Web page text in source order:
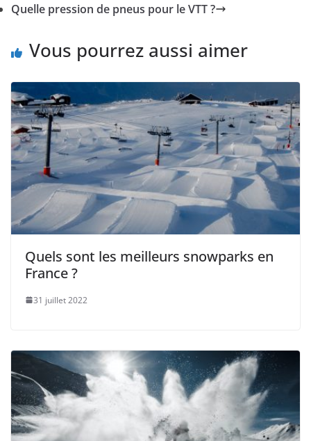
Quelle pression de pneus pour le VTT ?
Vous pourrez aussi aimer
Quels sont les meilleurs snowparks en
France ?
31 juillet 2022